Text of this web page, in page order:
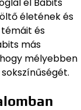
életének és
és
más
mélyebben